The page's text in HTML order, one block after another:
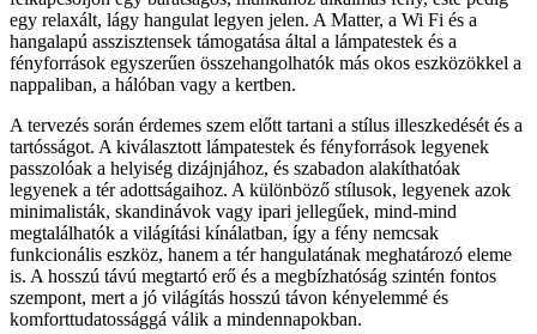
egy relaxált, lágy hangulat legyen jelen. A Matter, a Wi Fi és a
hangalapú asszisztensek támogatása által a lámpatestek és a
fényforrások egyszerűen összehangolhatók más okos eszközökkel a
nappaliban, a hálóban vagy a kertben.
A tervezés során érdemes szem előtt tartani a stílus illeszkedését és a
tartósságot. A kiválasztott lámpatestek és fényforrások legyenek
passzolóak a helyiség dizájnjához, és szabadon alakíthatóak
legyenek a tér adottságaihoz. A különböző stílusok, legyenek azok
minimalisták, skandinávok vagy ipari jellegűek, mind-mind
megtalálhatók a világítási kínálatban, így a fény nemcsak
funkcionális eszköz, hanem a tér hangulatának meghatározó eleme
is. A hosszú távú megtartó erő és a megbízhatóság szintén fontos
szempont, mert a jó világítás hosszú távon kényelemmé és
komforttudatossággá válik a mindennapokban.